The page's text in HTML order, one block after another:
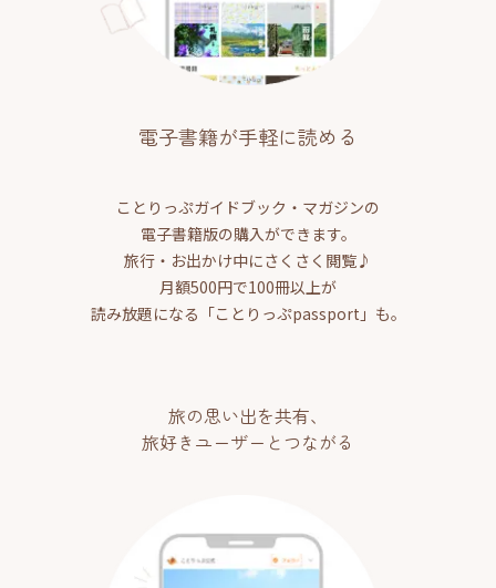
電子書籍が手軽に読める
ことりっぷガイドブック・マガジンの
電子書籍版の購入ができます。
旅行・お出かけ中にさくさく閲覧♪
月額500円で100冊以上が
読み放題になる「ことりっぷpassport」も。
旅の思い出を共有、
旅好きユーザーとつながる